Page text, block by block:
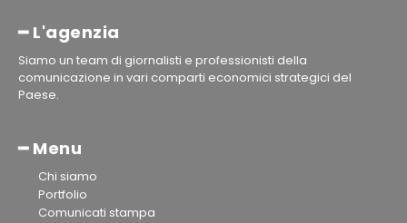
━ L'agenzia
Siamo un team di giornalisti e professionisti della
comunicazione in vari comparti economici strategici del
Paese.
━ Menu
Chi siamo
Portfolio
Comunicati stampa